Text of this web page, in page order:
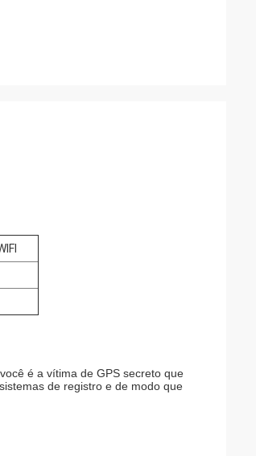
é a vítima de GPS secreto que
de registro e de modo que